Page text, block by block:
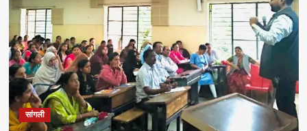
3
4
सांगली
विद्यावाचस्पती गुरुदेव शंकर अभ्यंकर यांना ‘कलातपस्वी’
पुरस्कार प्रदान
सांगली
सांगली